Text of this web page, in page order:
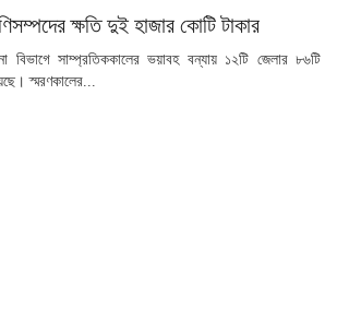
ক্ষতি দুই হাজার কোটি টাকার
বিভাগে সাম্প্রতিককালের ভয়াবহ বন্যায় ১২টি জেলার ৮৬টি
স্মরণকালের...